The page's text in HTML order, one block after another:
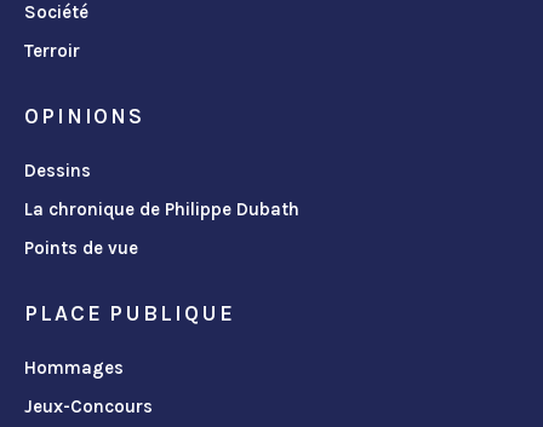
Société
Terroir
OPINIONS
Dessins
La chronique de Philippe Dubath
Points de vue
PLACE PUBLIQUE
Hommages
Jeux-Concours